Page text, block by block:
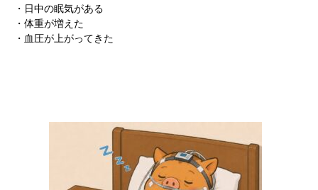
・日中の眠気がある
・体重が増えた
・血圧が上がってきた